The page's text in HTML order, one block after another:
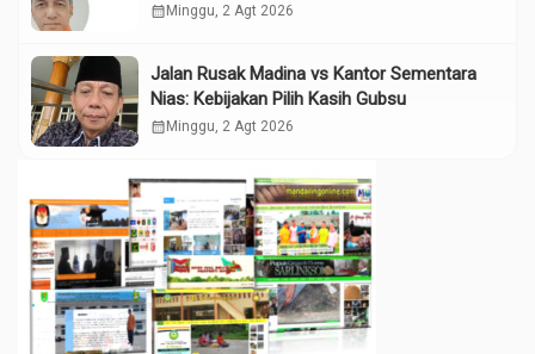
calendar_month Minggu, 2 Agt 2026
Jalan Rusak Madina vs Kantor Sementara
Nias: Kebijakan Pilih Kasih Gubsu
calendar_month Minggu, 2 Agt 2026